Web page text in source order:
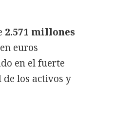
2.571 millones
euros
en el fuerte
los activos y